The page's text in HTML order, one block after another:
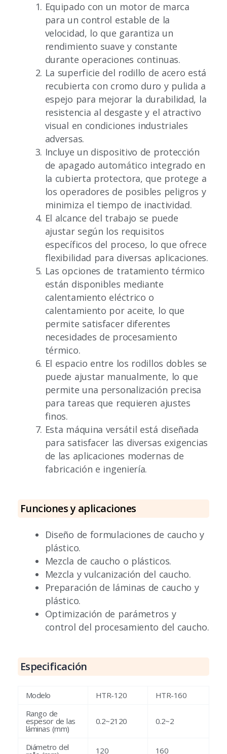
Equipado con un motor de marca
para un control estable de la
velocidad, lo que garantiza un
rendimiento suave y constante
durante operaciones continuas.
La superficie del rodillo de acero está
recubierta con cromo duro y pulida a
espejo para mejorar la durabilidad, la
resistencia al desgaste y el atractivo
visual en condiciones industriales
adversas.
Incluye un dispositivo de protección
de apagado automático integrado en
la cubierta protectora, que protege a
los operadores de posibles peligros y
minimiza el tiempo de inactividad.
El alcance del trabajo se puede
ajustar según los requisitos
específicos del proceso, lo que ofrece
flexibilidad para diversas aplicaciones.
Las opciones de tratamiento térmico
están disponibles mediante
calentamiento eléctrico o
calentamiento por aceite, lo que
permite satisfacer diferentes
necesidades de procesamiento
térmico.
El espacio entre los rodillos dobles se
puede ajustar manualmente, lo que
permite una personalización precisa
para tareas que requieren ajustes
finos.
Esta máquina versátil está diseñada
para satisfacer las diversas exigencias
de las aplicaciones modernas de
fabricación e ingeniería.
Funciones y aplicaciones
Diseño de formulaciones de caucho y
plástico.
Mezcla de caucho o plásticos.
Mezcla y vulcanización del caucho.
Preparación de láminas de caucho y
plástico.
Optimización de parámetros y
control del procesamiento del caucho.
Especificación
Modelo HTR-120
HTR-160
Rango de
espesor de las
láminas (mm)
0.2~2120 0.2~2
Diámetro del 120 160